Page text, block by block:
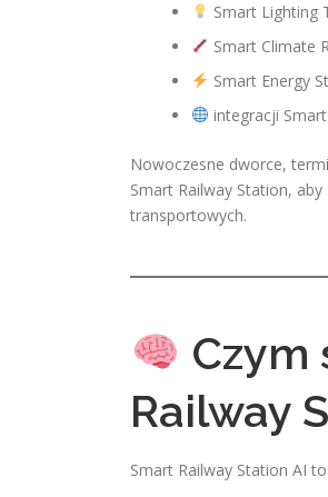
Smart Lighting
Smart Climate
Smart Energy
integracji
Nowoczesne dworce,
Smart Railway Station,
transportowych.
Czym
Railway
Smart Railway Station AI